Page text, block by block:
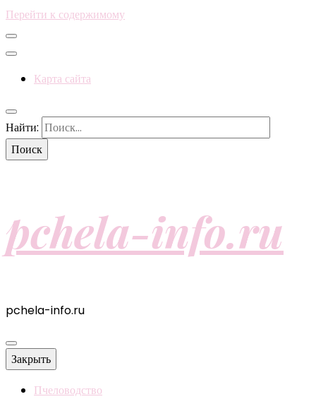
Перейти к содержимому
Карта сайта
Найти:
pchela-info.ru
pchela-info.ru
Закрыть
Пчеловодство